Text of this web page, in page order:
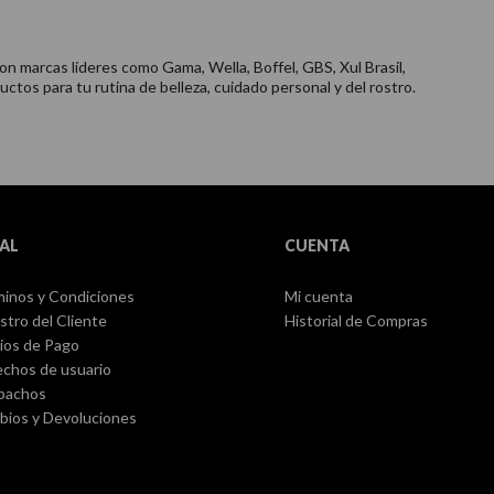
marcas líderes como Gama, Wella, Boffel, GBS, Xul Brasil,
para tu rutina de belleza, cuidado personal y del rostro.
y Condiciones
del Cliente
de Pago
de usuario
y Devoluciones
CUENTA
Mi cuenta
Historial de Compras